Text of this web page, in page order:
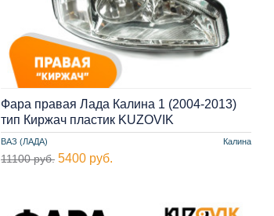
ВАЗ (ЛАДА) Калина
Фара правая Лада Калина 1 (2004-2013)
тип Киржач пластик KUZOVIK
11100 руб. 5400 руб.